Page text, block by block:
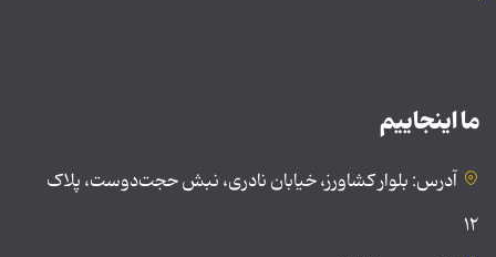
ما اینجاییم
آدرس: بلوار کشاورز، خیابان نادری، نبش حجت‌دوست، پلاک
۱۲